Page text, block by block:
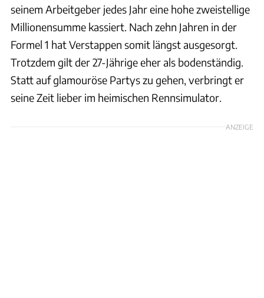
seinem Arbeitgeber jedes Jahr eine hohe zweistellige
Millionensumme kassiert. Nach zehn Jahren in der
Formel 1 hat Verstappen somit längst ausgesorgt.
Trotzdem gilt der 27-Jährige eher als bodenständig.
Statt auf glamouröse Partys zu gehen, verbringt er
seine Zeit lieber im heimischen Rennsimulator.
ANZEIGE